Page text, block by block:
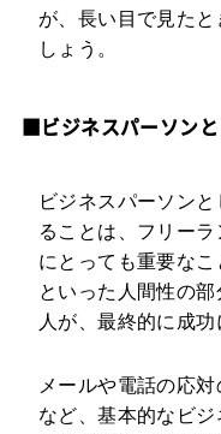
が、長い目で見た
しょう。
■ビジネスパーソン
ビジネスパーソン
ることは、フリー
にとっても重要な
といった人間性の
人が、最終的に成功
メールや電話の応
など、基本的なビ